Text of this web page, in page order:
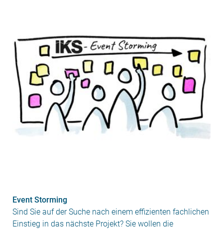
Event Storming
Sind Sie auf der Suche nach einem effizienten fachlichen
Einstieg in das nächste Projekt? Sie wollen die